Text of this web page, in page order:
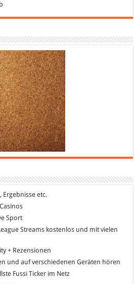
Ergebnisse etc.
Sport
Streams kostenlos und mit vielen
+ Rezensionen
und auf verschiedenen Geräten hören
Fussi Ticker im Netz